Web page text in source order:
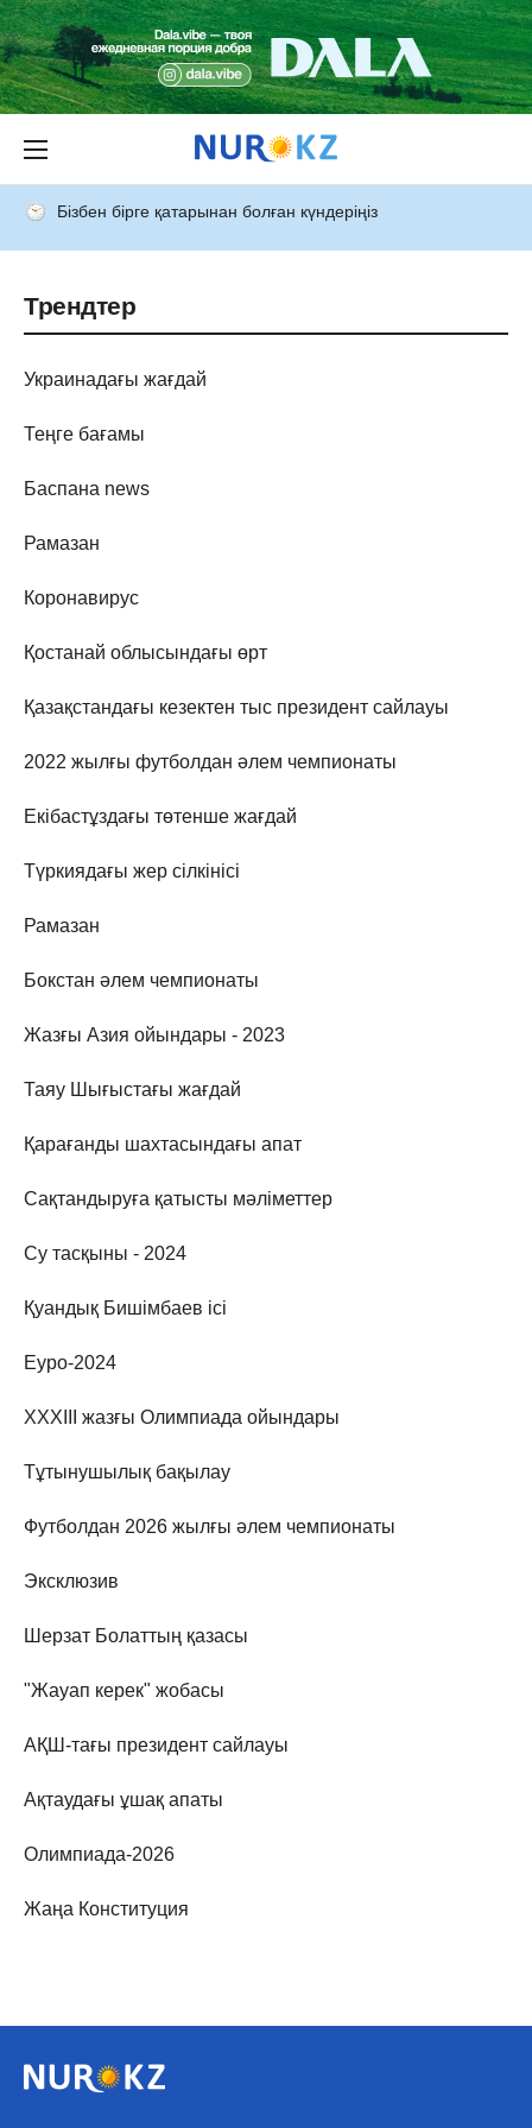
Бізбен бірге қатарынан болған күндеріңіз
Трендтер
Украинадағы жағдай
Теңге бағамы
Баспана news
Рамазан
Коронавирус
Қостанай облысындағы өрт
Қазақстандағы кезектен тыс президент сайлауы
2022 жылғы футболдан әлем чемпионаты
Екібастұздағы төтенше жағдай
Түркиядағы жер сілкінісі
Рамазан
Бокстан әлем чемпионаты
Жазғы Азия ойындары - 2023
Таяу Шығыстағы жағдай
Қарағанды шахтасындағы апат
Сақтандыруға қатысты мәліметтер
Су тасқыны - 2024
Қуандық Бишімбаев ісі
Еуро-2024
XXXIII жазғы Олимпиада ойындары
Тұтынушылық бақылау
Футболдан 2026 жылғы әлем чемпионаты
Эксклюзив
Шерзат Болаттың қазасы
"Жауап керек" жобасы
АҚШ-тағы президент сайлауы
Ақтаудағы ұшақ апаты
Олимпиада-2026
Жаңа Конституция